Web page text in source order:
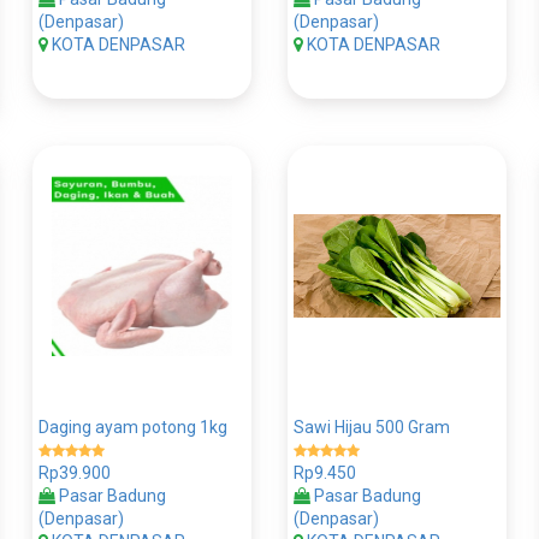
(Denpasar)
KOTA DENPASAR
(Denpasar)
KOTA DENPASAR
Daging ayam potong 1kg
Rp39.900
Pasar Badung
(Denpasar)
Sawi Hijau 500 Gram
Rp9.450
Pasar Badung
(Denpasar)